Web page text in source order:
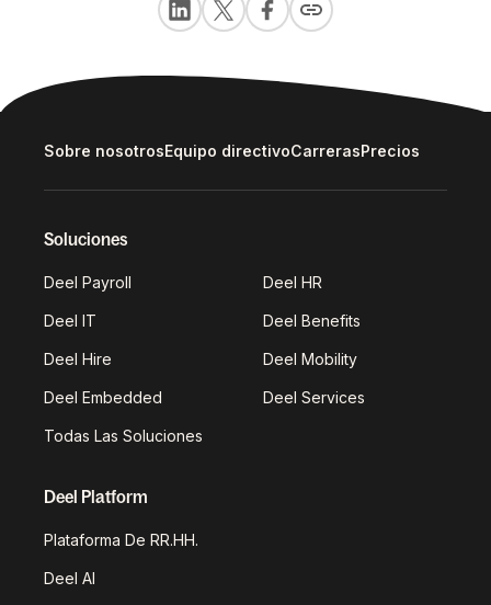
Sobre nosotrosEquipo directivoCarrerasPrecios
Soluciones
Deel Payroll Deel HR
Deel IT Deel Benefits
Deel Hire Deel Mobility
Deel Embedded Deel Services
Todas Las Soluciones
Deel Platform
Plataforma De RR.HH.
Deel AI